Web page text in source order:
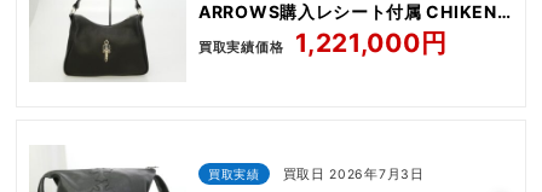
ARROWS購入レシート付属 CHIKEN
NUGGETS LEATHER MED
買取実績価格 1,221,000円
買取実績 買取日 2026年7月3日